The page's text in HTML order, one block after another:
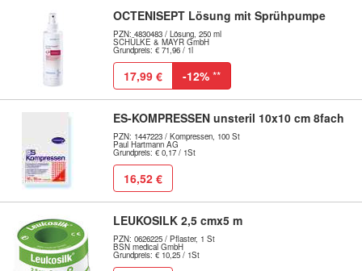
OCTENISEPT Lösung mit Sprühpumpe
PZN: 4830483 / Lösung, 250 ml
SCHÜLKE & MAYR GmbH
Grundpreis: € 71,96 / 1l
17,99 € -12% **
ES-KOMPRESSEN unsteril 10x10 cm 8fach
PZN: 1447223 / Kompressen, 100 St
Paul Hartmann AG
Grundpreis: € 0,17 / 1St
16,52 €
LEUKOSILK 2,5 cmx5 m
PZN: 0626225 / Pflaster, 1 St
BSN medical GmbH
Grundpreis: € 10,25 / 1St